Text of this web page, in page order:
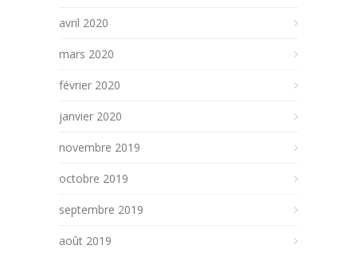
avril 2020
mars 2020
février 2020
janvier 2020
novembre 2019
octobre 2019
septembre 2019
août 2019